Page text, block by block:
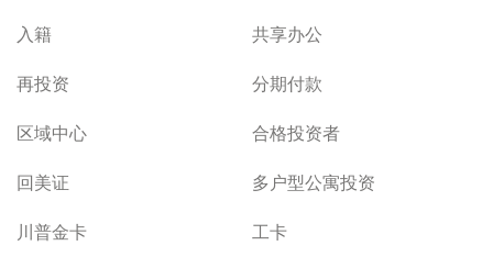
入籍
共享办公
再投资
分期付款
区域中心
合格投资者
回美证
多户型公寓投资
川普金卡
工卡